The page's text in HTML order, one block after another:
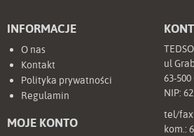
INFORMACJE
O nas
Kontakt
Polityka prywatności
Regulamin
MOJE KONTO
ul
63-
NIP:
tel/fax:
kom.: